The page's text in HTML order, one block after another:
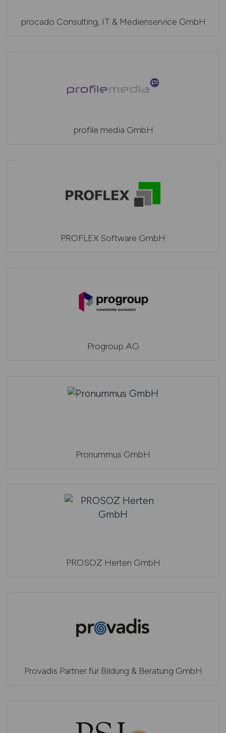
procado Consulting, IT & Medienservice GmbH
profile media GmbH
PROFLEX Software GmbH
Progroup AG
Pronummus GmbH
PROSOZ Herten GmbH
Provadis Partner für Bildung & Beratung GmbH